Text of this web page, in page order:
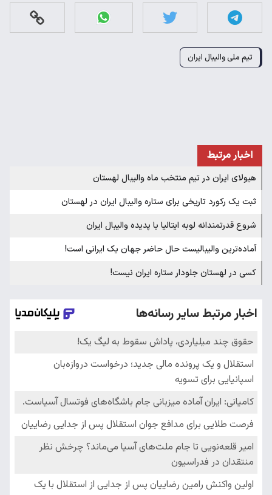
تیم ملی والیبال ایران
اخبار مرتبط
هیولای ایران در تیم منتخب ماه والیبال لهستان
ثبت یک رکورد تاریخی برای ستاره والیبال ایران در لهستان
شروع قدرتمندانه لوبه ایتالیا با پدیده والیبال ایران
آماده‌ترین والیبالیست حال حاضر جهان یک ایرانی است!
کسی در لهستان جلودار ستاره ایران نیست!